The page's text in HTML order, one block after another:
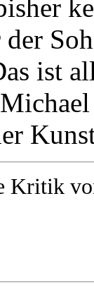
ist
Kritik